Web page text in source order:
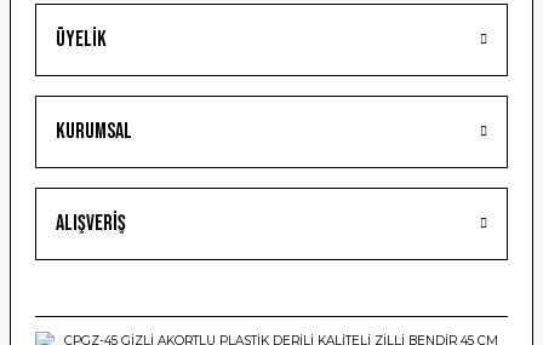
Gönder
Üyelik
Kurumsal
Alışveriş